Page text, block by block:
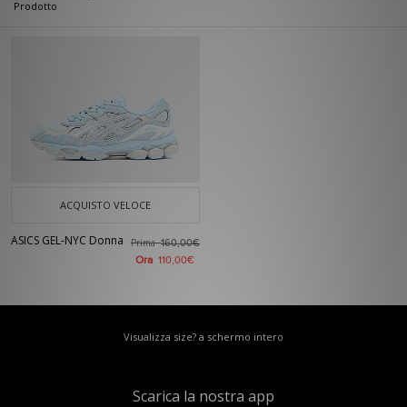
Prodotto
ACQUISTO VELOCE
ASICS GEL-NYC Donna Prima160,00€
Ora 110,00€
Visualizza size? a schermo intero
Scarica la nostra app